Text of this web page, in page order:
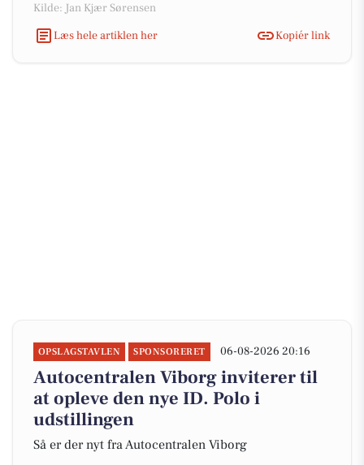
Kilde: Jan Kjær Sørensen
Læs hele artiklen her
Kopiér link
OPSLAGSTAVLEN SPONSORERET 06-08-2026 20:16
Autocentralen Viborg inviterer til
at opleve den nye ID. Polo i
udstillingen
Så er der nyt fra Autocentralen Viborg